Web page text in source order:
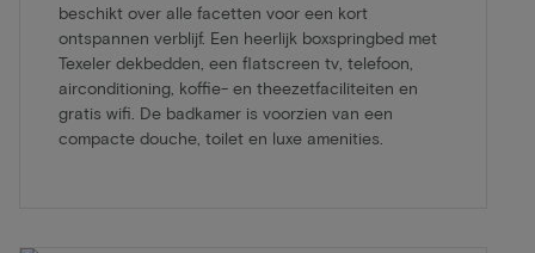
beschikt over alle facetten voor een kort
ontspannen verblijf. Een heerlijk boxspringbed met
Texeler dekbedden, een flatscreen tv, telefoon,
airconditioning, koffie- en theezetfaciliteiten en
gratis wifi. De badkamer is voorzien van een
compacte douche, toilet en luxe amenities.